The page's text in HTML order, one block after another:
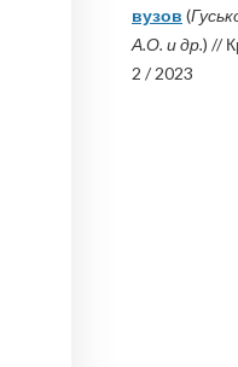
вузов (
А.О. и др.) //
2 / 2023